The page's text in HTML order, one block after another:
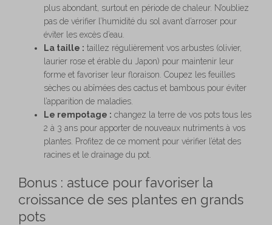
plus abondant, surtout en période de chaleur. N’oubliez
pas de vérifier l’humidité du sol avant d’arroser pour
éviter les excès d’eau.
La taille : taillez régulièrement vos arbustes (olivier,
laurier rose et érable du Japon) pour maintenir leur
forme et favoriser leur floraison. Coupez les feuilles
sèches ou abîmées des cactus et bambous pour éviter
l’apparition de maladies.
Le rempotage : changez la terre de vos pots tous les
2 à 3 ans pour apporter de nouveaux nutriments à vos
plantes. Profitez de ce moment pour vérifier l’état des
racines et le drainage du pot.
Bonus : astuce pour favoriser la
croissance de ses plantes en grands
pots